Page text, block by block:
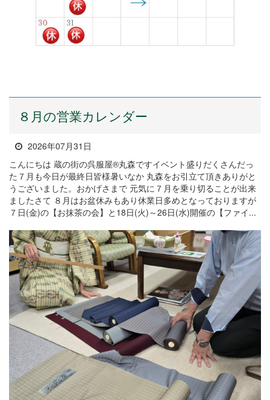
８月の営業カレンダー
2026年07月31日
こんにちは 蔵の街の呉服屋®丸森ですイベント盛りだくさんだっ
た７月も今日が最終日皆様暑いなか 丸森をお引立て頂きありがと
うございました。おかげさまで 元気に７月を乗り切ることが出来
ましたさて ８月はお盆休みもあり休業日多めとなっておりますが
７日(金)の【お抹茶の会】と18日(火)～26日(水)開催の【ファイ...